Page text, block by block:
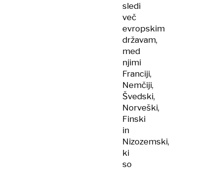
sledi
več
evropskim
državam,
med
njimi
Franciji,
Nemčiji,
Švedski,
Norveški,
Finski
in
Nizozemski,
ki
so